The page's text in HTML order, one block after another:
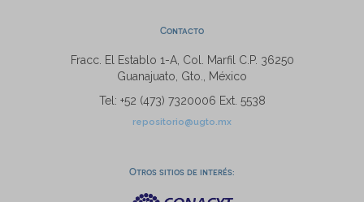
Contacto
Fracc. El Establo 1-A, Col. Marfil C.P. 36250
Guanajuato, Gto., México
Tel: +52 (473) 7320006 Ext. 5538
repositorio@ugto.mx
Otros sitios de interés: